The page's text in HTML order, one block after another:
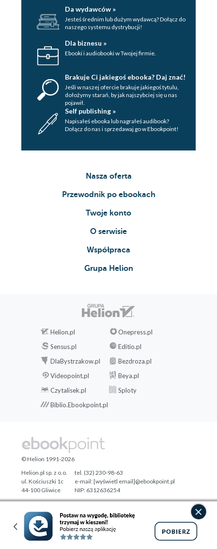
Da wydawców »
Jesteś średnim lub dużym wydawcą? Dołącz do
naszego systemu dystrybucji!
Dla biznesu »
Ebooki i audiobooki w Twojej firmie.
Brakuje Ci jakiegoś ebooka? Daj znać!
Jeśli w naszej ofercie brakuje jakiegoś tytulu,
dołożymy starań, by jak najszybciej się u nas
pojawił.
Self publishing »
Napisałeś ebooka lub nagrałeś audibook?
Dołącz do nas i sprzedawaj go w Ebookpoint!
Nasza oferta
Przewodnik po ebookach
Twoje konto
O serwisie
Współpraca
Grupa Helion
Helion.pl
Onepress.pl
Sensus.pl
Editio.pl
DlaBystrzakow.pl
Bezdroza.pl
Videopoint.pl
Beya.pl
Czytalisek.pl
Sploty
Biblio.Ebookpoint.pl
Designed with ♥ byTonik.pl
© Helion 1991-2026
Helion.pl sp. z o.o.
ul. Kościuszki 1c
44-100 Gliwice
tel. (32) 230-98-63
e-mail:[wyświetl email]@ebookpoint.pl
NIP: 6312636254
Regon: 241989027
Pełna wersja strony »